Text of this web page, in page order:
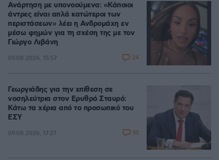
Ανάρτηση με υπονοούμενα: «Κάποιοι
άντρες είναι απλά κατώτεροι των
περιστάσεων» λέει η Ανδρομάχη εν
μέσω φημών για τη σχέση της με τον
Γιώργο Λιβάνη
09.08.2026, 15:57 24
Γεωργιάδης για την επίθεση σε
νοσηλεύτρια στον Ερυθρό Σταυρό:
Κάτω τα χέρια από το προσωπικό του
ΕΣΥ
09.08.2026, 17:27 10